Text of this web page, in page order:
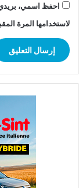
احفظ اسمي، بريدي
لاستخدامها المرة